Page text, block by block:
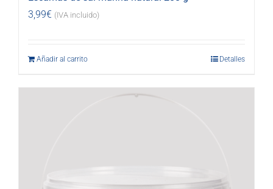
3,99€ (IVA incluido)
Añadir al carrito Detalles